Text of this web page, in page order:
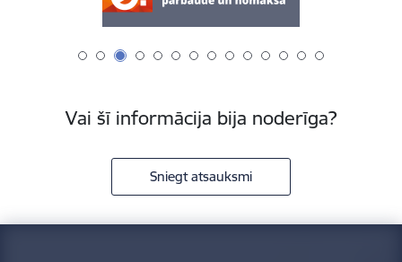
Vai šī informācija bija noderīga?
Sniegt atsauksmi